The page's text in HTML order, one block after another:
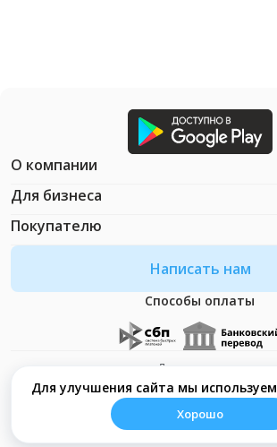
Для улучшения сайта мы используем
Хорошо
Написать нам
Способы оплаты
О компании
Для бизнеса
Покупателю
© ООО "Неософт" - 2026
Документация
Что такое Cookies?